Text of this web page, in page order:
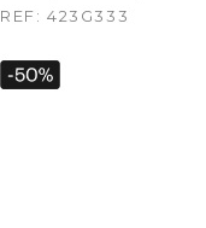
REF: 423G333